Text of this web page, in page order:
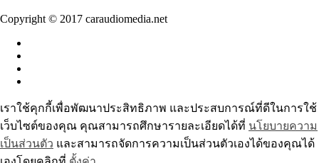
Copyright © 2017 caraudiomedia.net
เราใช้คุกกี้เพื่อพัฒนาประสิทธิภาพ และประสบการณ์ที่ดีในการใช้
เว็บไซต์ของคุณ คุณสามารถศึกษารายละเอียดได้ที่ นโยบายความ
เป็นส่วนตัว และสามารถจัดการความเป็นส่วนตัวเองได้ของคุณได้